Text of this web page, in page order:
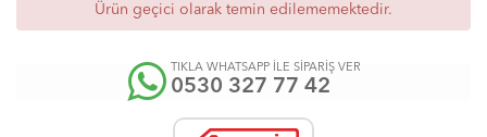
Ürün geçici olarak temin edilememektedir.
TIKLA WHATSAPP İLE SİPARİŞ VER
0530 327 77 42